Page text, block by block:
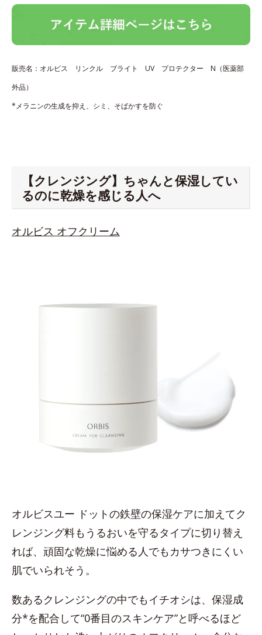
販売名：オルビス リンクル ブライト UV プロテクター N（医薬部
外品）
*メラニンの生成を抑え、シミ、そばかすを防ぐ
【クレンジング】ちゃんと保湿してい
るのに乾燥を感じる人へ
オルビス オフクリーム
オルビスユー ドットの鉄壁の保湿ケアに加えてク
レンジング料もうるおいを守るタイプに切り替え
れば、頑固な乾燥に悩める人でもカサつきにくい
肌でいられそう。
数あるクレンジングの中でもイチオシは、保湿成
分*を配合して“0番目のスキンケア”と呼べるほど